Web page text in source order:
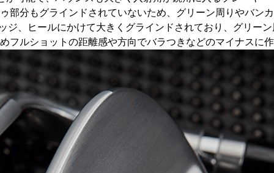
部分もグラインドされていないため、グリーン周りやバン
、ヒールにかけて大きくグラインドされており、グリー
フルショットの距離感や方向でバラつきなどのマイナスに